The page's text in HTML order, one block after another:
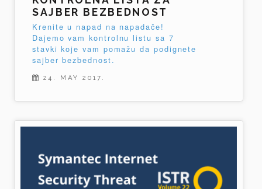
SAJBER BEZBEDNOST
Krenite u napad na napadače!
Dajemo vam kontrolnu listu sa 7
stavki koje vam pomažu da podignete
sajber bezbednost.
24. MAY 2017.